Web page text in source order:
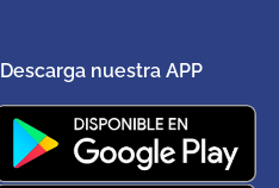
Descarga nuestra APP